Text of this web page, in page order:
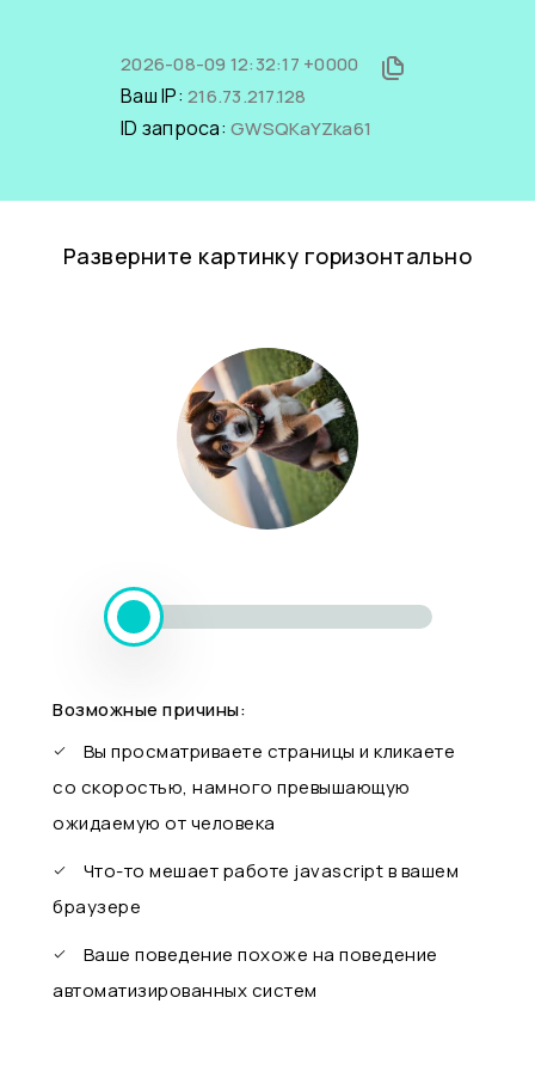
2026-08-09 12:32:17 +0000
Ваш IP: 216.73.217.128
ID запроса: GWSQKaYZka61
Разверните картинку горизонтально
Возможные причины:
Вы просматриваете страницы и кликаете
со скоростью, намного превышающую
ожидаемую от человека
Что-то мешает работе javascript в вашем
браузере
Ваше поведение похоже на поведение
автоматизированных систем